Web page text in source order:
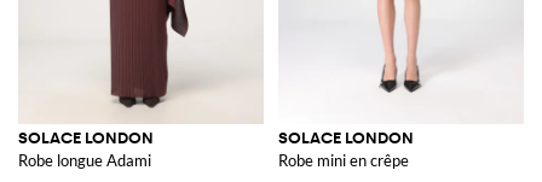
SOLACE LONDON
Robe longue Adami
SOLACE LONDON
Robe mini en crêpe